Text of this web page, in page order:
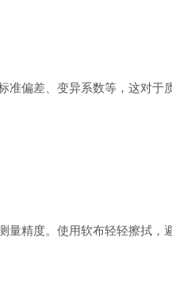
偏差、变异系数等，这对于
精度。使用软布轻轻擦拭，